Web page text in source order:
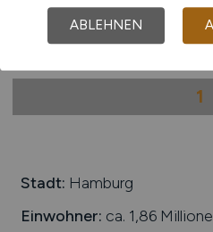
Hamburg
1
Stadt: Hamburg
Einwohner: ca. 1,86
ABLEHNEN